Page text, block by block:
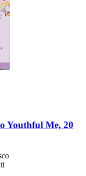
Youthful Me, 20